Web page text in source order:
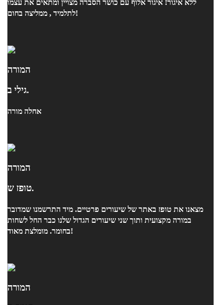
ללא איגור! איגור אלוף עם כושר הסברה מצויין ומתאים את עצמו
לתלמיד , ממליצה בחום!
המורה
גילי ב.
אחלה מורה
המורה
טופז ש.
מצאנו את טופז באתר של שיעורים פרטיים. מיד התרשמנו שמדובר
במורה מקצועית ותוך שני שיעורים הגדול שלנו כבר החל לשחות
בחומר. מומלצת מאוד!
המורה